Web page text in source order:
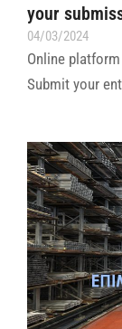
your
04/03/2024
Online
Submit your